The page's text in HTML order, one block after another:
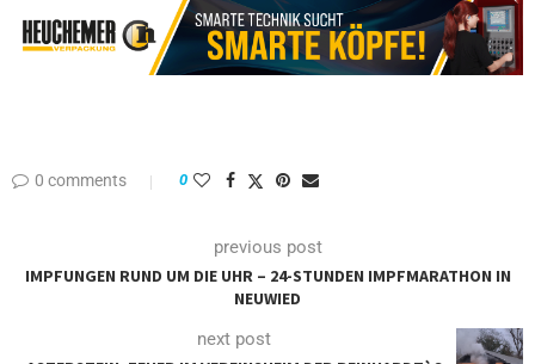
0 comments 0
previous post
IMPFUNGEN RUND UM DIE UHR – 24-STUNDEN IMPFMARATHON IN
NEUWIED
next post